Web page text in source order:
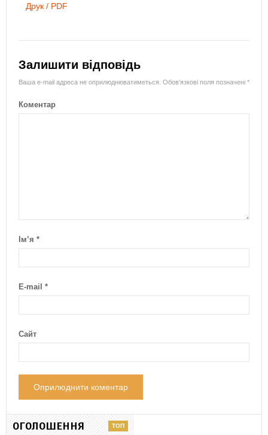
Друк / PDF
Залишити відповідь
Ваша e-mail адреса не оприлюднюватиметься. Обов’язкові поля позначені *
Коментар
Ім’я *
E-mail *
Сайт
ОГОЛОШЕННЯ